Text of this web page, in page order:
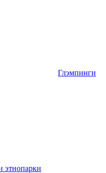
Глэмпинги
этнопарки